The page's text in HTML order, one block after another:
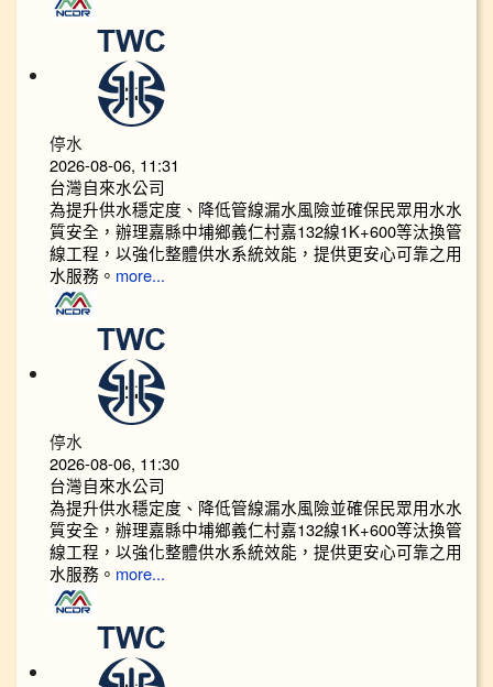
停水
2026-08-06, 11:31
台灣自來水公司
為提升供水穩定度、降低管線漏水風險並確保民眾用水水
質安全，辦理嘉縣中埔鄉義仁村嘉132線1K+600等汰換管
線工程，以強化整體供水系統效能，提供更安心可靠之用
水服務。 more...
停水
2026-08-06, 11:30
台灣自來水公司
為提升供水穩定度、降低管線漏水風險並確保民眾用水水
質安全，辦理嘉縣中埔鄉義仁村嘉132線1K+600等汰換管
線工程，以強化整體供水系統效能，提供更安心可靠之用
水服務。 more...